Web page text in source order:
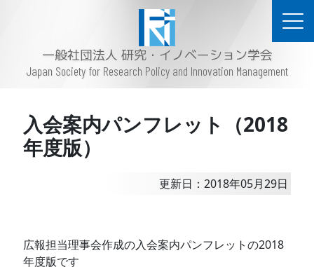
一般社団法人 研究・イノベーション学会
Japan Society for Research Policy and Innovation Management
入会案内パンフレット（2018
年度版）
更新日：2018年05月29日
広報担当理事会作成の入会案内パンフレットの2018
年度版です